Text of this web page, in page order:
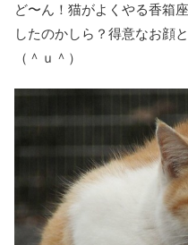
ど〜ん！猫がよくやる香箱
したのかしら？得意なお顔
（＾ｕ＾）